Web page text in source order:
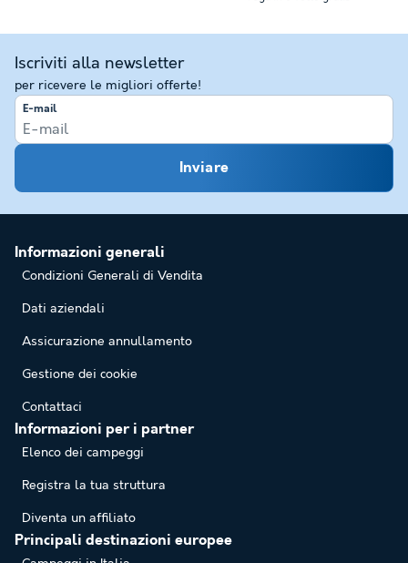
Iscriviti alla newsletter
per ricevere le migliori offerte!
E-mail
Inviare
Informazioni generali
Condizioni Generali di Vendita
Dati aziendali
Assicurazione annullamento
Gestione dei cookie
Contattaci
Informazioni per i partner
Elenco dei campeggi
Registra la tua struttura
Diventa un affiliato
Principali destinazioni europee